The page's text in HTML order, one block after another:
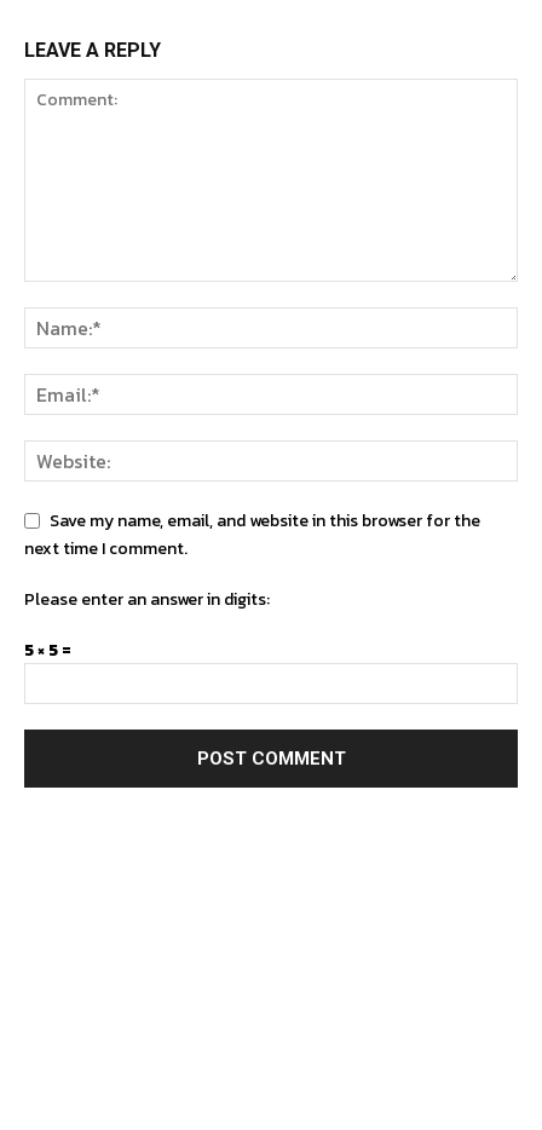
LEAVE A REPLY
Save my name, email, and website in this browser for the
next time I comment.
Please enter an answer in digits:
5 × 5 =